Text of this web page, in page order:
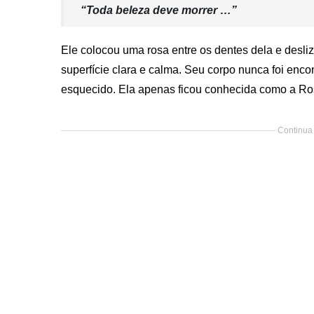
“Toda beleza deve morrer …”
Ele colocou uma rosa entre os dentes dela e
superfície clara e calma. Seu corpo nunca foi
esquecido. Ela apenas ficou conhecida como a